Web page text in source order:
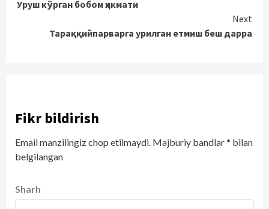
Reading
Уруш кўрган бобом ҳикмати
Next
Тараққийпарварга урилган етмиш беш дарра
Fikr bildirish
Email manzilingiz chop etilmaydi. Majburiy bandlar* bilan
belgilangan
Sharh